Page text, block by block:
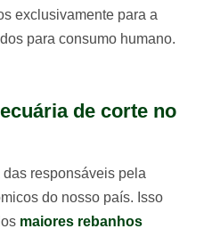
exclusivamente para a
para consumo humano.
de corte no
das responsáveis pela
do nosso país. Isso
maiores rebanhos